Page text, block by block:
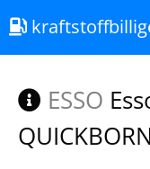
ESSO
QUICKBORN